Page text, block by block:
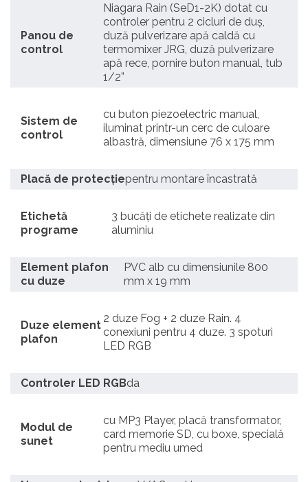
Panou de
control
Niagara Rain (SeD1-2K) dotat cu
controler pentru 2 cicluri de duș,
duză pulverizare apă caldă cu
termomixer JRG, duză pulverizare
apă rece, pornire buton manual, tub
1/2”
Sistem de
control
cu buton piezoelectric manual,
iluminat printr-un cerc de culoare
albastră, dimensiune 76 x 175 mm
Placă de protecțiepentru montare încastrată
Etichetă
programe
3 bucăți de etichete realizate din
aluminiu
Element plafon
cu duze
PVC alb cu dimensiunile 800
mm x 19 mm
Duze element
plafon
2 duze Fog + 2 duze Rain. 4
conexiuni pentru 4 duze. 3 spoturi
LED RGB
Controler LED RGBda
Modul de
sunet
cu MP3 Player, placă transformator,
card memorie SD, cu boxe, specială
pentru mediu umed